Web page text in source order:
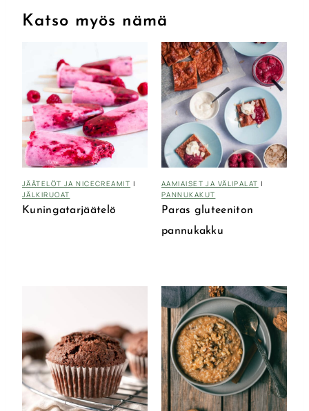
Katso myös nämä
JÄÄTELÖT JA NICECREAMIT |
JÄLKIRUOAT
Kuningatarjäätelö
AAMIAISET JA VÄLIPALAT |
PANNUKAKUT
Paras gluteeniton
pannukakku